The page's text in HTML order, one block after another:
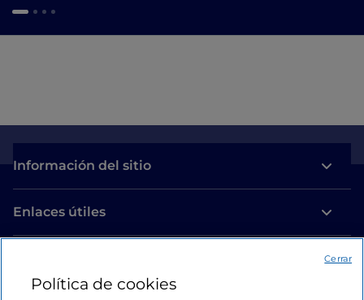
Información del sitio
Enlaces útiles
Estamos en contacto
Política de cookies
Cerrar